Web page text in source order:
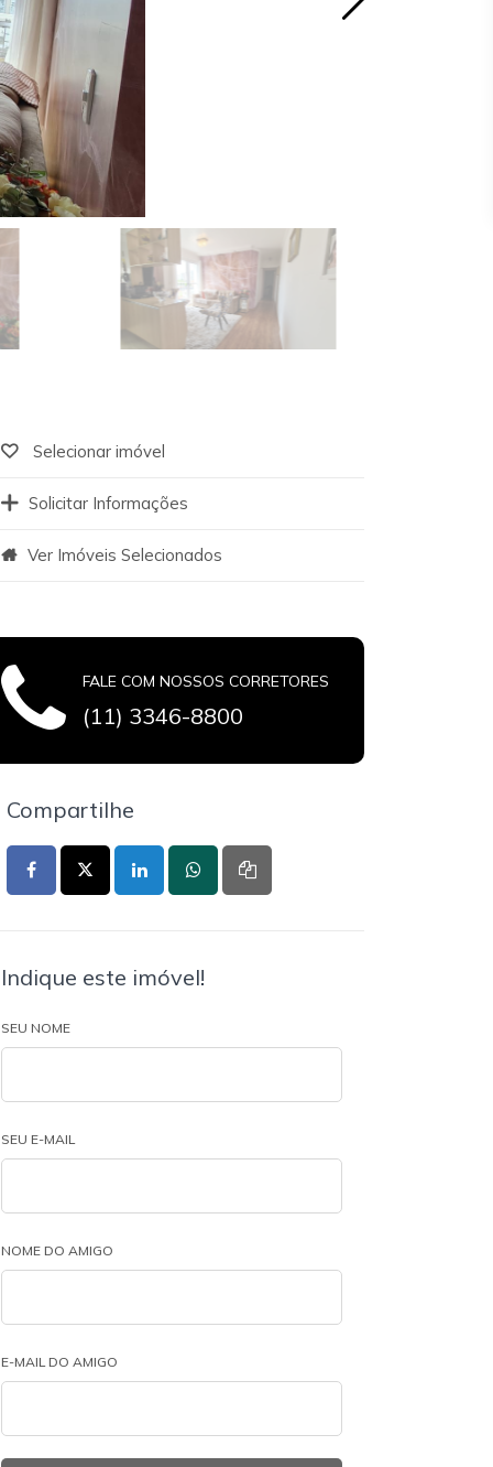
Selecionar imóvel
Solicitar Informações
Ver Imóveis Selecionados
FALE COM NOSSOS CORRETORES
(11) 3346-8800
Compartilhe
Indique este imóvel!
SEU NOME
SEU E-MAIL
NOME DO AMIGO
E-MAIL DO AMIGO